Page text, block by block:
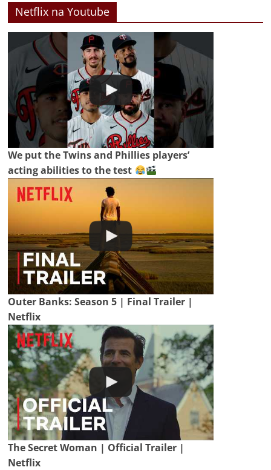
Netflix na Youtube
We put the Twins and Phillies players’
acting abilities to the test
Outer Banks: Season 5 | Final Trailer |
Netflix
The Secret Woman | Official Trailer |
Netflix